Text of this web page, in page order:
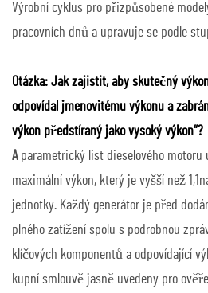
Výrobní cyklus pro přizpůsobené
pracovních dnů a upravuje se podle
Otázka: Jak zajistit, aby skutečný
odpovídal jmenovitému výkonu a
výkon předstíraný jako vysoký výkon“?
A parametrický list dieselového motoru
maximální výkon, který je vyšší než
jednotky. Každý generátor je před
plného zatížení spolu s podrobnou
klíčových komponentů a odpovídající
kupní smlouvě jasně uvedeny pro